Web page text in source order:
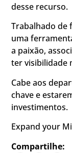
desse recurso.
Trabalhado de
uma
a paixão,
ter visibilidade
Cabe aos
chave e
investimentos.
Expand your
Compartilhe: